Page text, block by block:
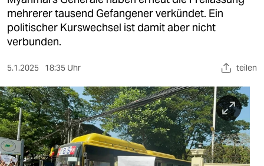
gesellschaft
kultur
sport
berlin
nord
wahrheit
mehrerer tausend Gefangener verkündet. Ein
politischer Kurswechsel ist damit aber nicht
verbunden.
5.1.2025 18:35 Uhr teilen